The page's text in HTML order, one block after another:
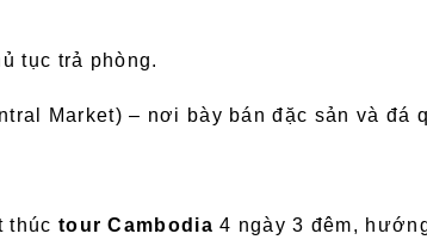
tục trả phòng.
Market) – nơi bày bán đặc sản và đá
thúc tour Cambodia 4 ngày 3 đêm,